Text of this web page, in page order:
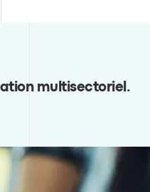
multisectoriel .